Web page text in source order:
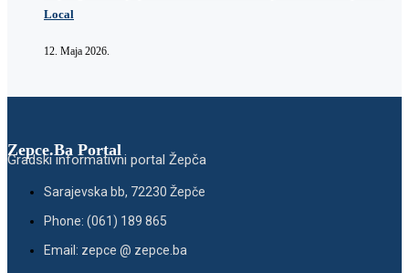
Local
12. Maja 2026.
Zepce.Ba Portal
Gradski informativni portal Žepča
Sarajevska bb, 72230 Žepče
Phone: (061) 189 865
Email: zepce @ zepce.ba